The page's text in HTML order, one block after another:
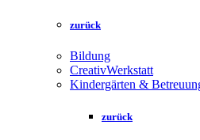
zurück
Bildung
CreativWerkstatt
Kindergärten &
zurück